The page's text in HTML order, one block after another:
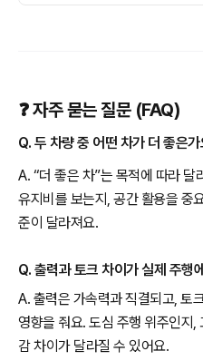
❓ 자주 묻는 질문 (FAQ)
Q. 두 차량 중 어떤 차가 더 좋은
A. “더 좋은 차”는 목적에 따라
유지비를 보는지, 공간 활용을 중
준이 달라져요.
Q. 출력과 토크 차이가 실제 주행
A. 출력은 가속력과 직결되고, 토
영향을 줘요. 도심 주행 위주인지
감 차이가 달라질 수 있어요.